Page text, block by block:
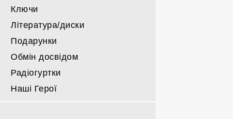
Ключи
Література/диски
Подарунки
Обмін досвідом
Радіогуртки
Наші Герої